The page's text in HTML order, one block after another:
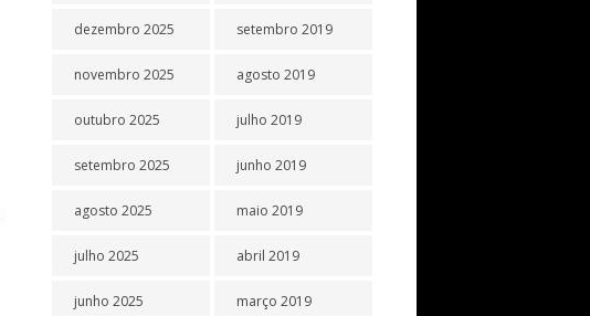
dezembro 2025
novembro 2025
outubro 2025
setembro 2025
agosto 2025
julho 2025
junho 2025
setembro 2019
agosto 2019
julho 2019
junho 2019
maio 2019
abril 2019
março 2019